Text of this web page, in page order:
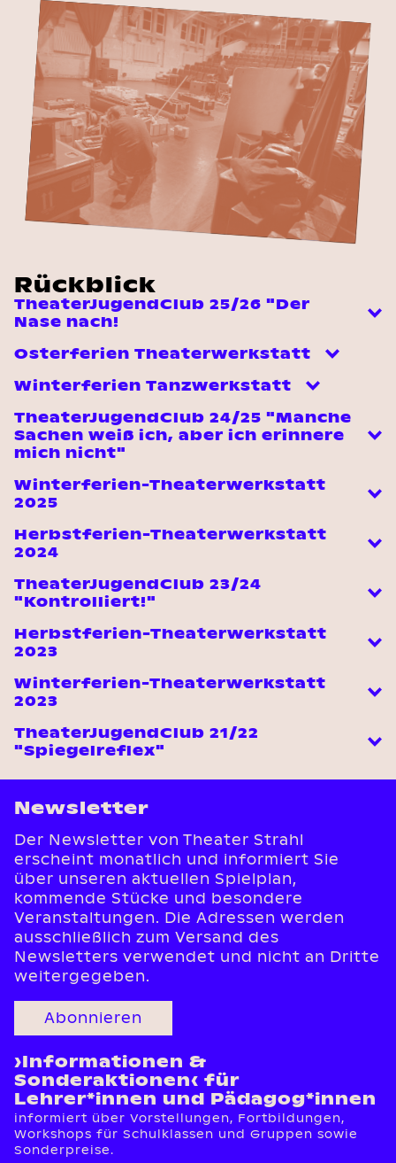
Rückblick
TheaterJugendClub 25/26 "Der
Nase nach!
Osterferien Theaterwerkstatt
Winterferien Tanzwerkstatt
TheaterJugendClub 24/25 "Manche
Sachen weiß ich, aber ich erinnere
mich nicht"
Winterferien-Theaterwerkstatt
2025
Herbstferien-Theaterwerkstatt
2024
TheaterJugendClub 23/24
"Kontrolliert!"
Herbstferien-Theaterwerkstatt
2023
Winterferien-Theaterwerkstatt
2023
TheaterJugendClub 21/22
"Spiegelreflex"
Newsletter
Der Newsletter von Theater Strahl
erscheint monatlich und informiert Sie
über unseren aktuellen Spielplan,
kommende Stücke und besondere
Veranstaltungen. Die Adressen werden
ausschließlich zum Versand des
Newsletters verwendet und nicht an Dritte
weitergegeben.
Abonnieren
›Informationen &
Sonderaktionen‹ für
Lehrer*innen und Pädagog*innen
informiert über Vorstellungen, Fortbildungen,
Workshops für Schulklassen und Gruppen sowie
Sonderpreise.